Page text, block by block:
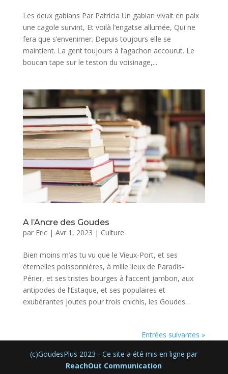
Les deux gabians Par Patricia Un gabian vivait en paix
une cagole survint, Et voilà l’engatse allumée, Qui ne
fera que s’envenimer. Depuis toujours elle se
maintient. La gent toujours à l’agachon accourut. Le
boucan tape sur le teston du voisinage,...
A l’Ancre des Goudes
par Eric| Avr 1, 2023 | Culture
Bien moins m’as tu vu que le Vieux-Port, et ses
éternelles poissonnières, à mille lieux de Paradis-
Périer, et ses tristes bourges à l’accent jambon, aux
antipodes de l’Estaque, et ses populaires et
exubérantes joutes pour trois chichis, les Goudes…
Entrées suivantes »
(c)GoudesPlus 2023 - Ce site a été mis en ligne par
ReachOut Communication